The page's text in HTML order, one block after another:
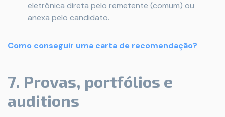
eletrônica direta pelo remetente (comum) ou
anexa pelo candidato.
Como conseguir uma carta de recomendação?
7. Provas, portfólios e
auditions